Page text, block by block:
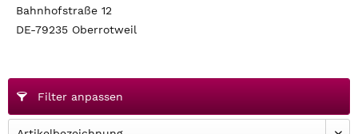
Bahnhofstraße 12
DE-79235 Oberrotweil
Filter anpassen